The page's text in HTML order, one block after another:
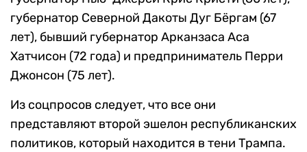
губернатор Северной Дакоты Дуг Бёргам (67
лет), бывший губернатор Арканзаса Аса
Хатчисон (72 года) и предприниматель Перри
Джонсон (75 лет).
Из соцпросов следует, что все они
представляют второй эшелон республиканских
политиков, который находится в тени Трампа.